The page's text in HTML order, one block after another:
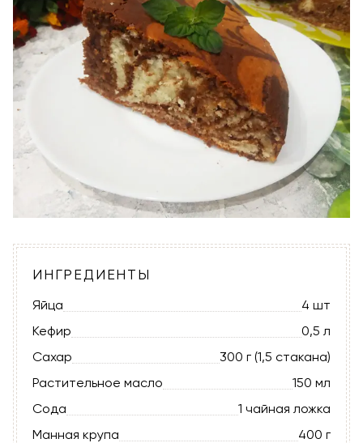
ИНГРЕДИЕНТЫ
Яйца
4 шт
Кефир
0,5 л
Сахар
300 г (1,5 стакана)
Растительное масло
150 мл
Сода
1 чайная ложка
Манная крупа
400 г